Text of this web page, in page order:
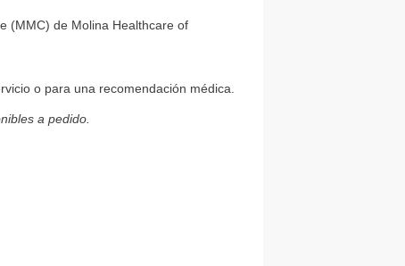
(MMC) de Molina Healthcare of
o para una recomendación médica.
a pedido.